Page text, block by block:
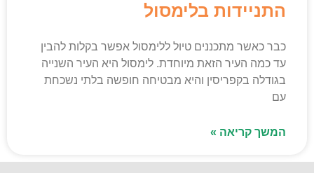
התניידות בלימסול
כבר כאשר מתכננים טיול ללימסול אפשר בקלות להבין
עד כמה העיר הזאת מיוחדת. לימסול היא העיר השנייה
בגודלה בקפריסין והיא מבטיחה חופשה בלתי נשכחת
עם
המשך קריאה »